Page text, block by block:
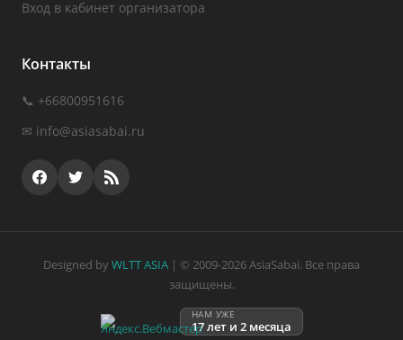
Вход в кабинет организатора
Контакты
📞 +66800951616
✉ info@asiasabai.ru
Designed by WLTT ASIA | © 2009-2026 AsiaSabai. Все права
защищены.
НАМ УЖЕ
17 лет и 2 месяца